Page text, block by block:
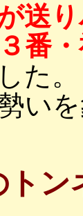
送
３番
した。
い
トン